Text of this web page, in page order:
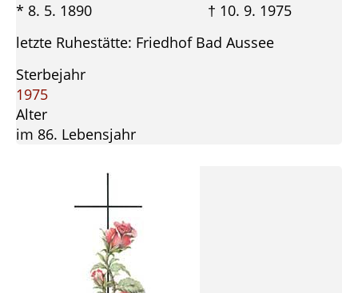
* 8. 5. 1890 † 10. 9. 1975
letzte Ruhestätte: Friedhof Bad Aussee
Sterbejahr
1975
Alter
im 86. Lebensjahr